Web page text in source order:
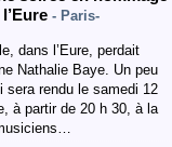
- Paris-
dans l’Eure, perdait
Nathalie Baye. Un peu
sera rendu le samedi 12
à partir de 20 h 30, à la